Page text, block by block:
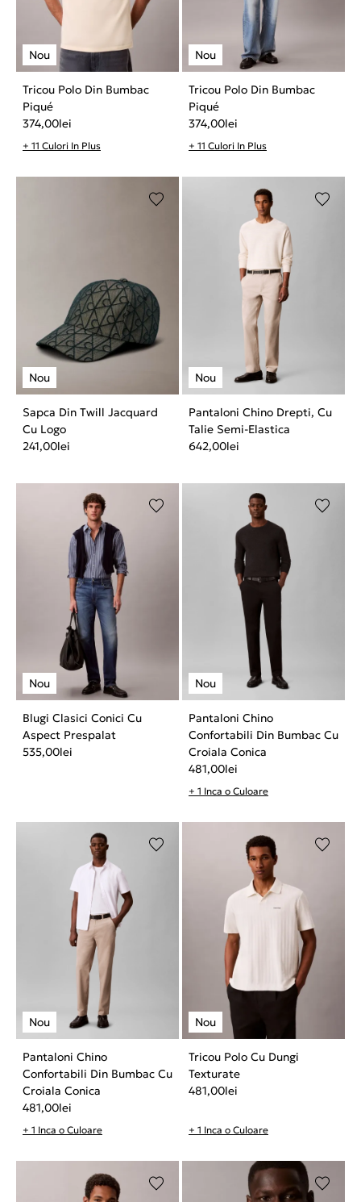
Tricou Polo Din Bumbac
Piqué
374,00lei
+ 11 Culori In Plus
Tricou Polo Din Bumbac
Piqué
374,00lei
+ 11 Culori In Plus
Sapca Din Twill Jacquard
Cu Logo
241,00lei
Pantaloni Chino Drepti, Cu
Talie Semi-Elastica
642,00lei
Blugi Clasici Conici Cu
Aspect Prespalat
535,00lei
Pantaloni Chino
Confortabili Din Bumbac Cu
Croiala Conica
481,00lei
+ 1 Inca o Culoare
Pantaloni Chino
Confortabili Din Bumbac Cu
Croiala Conica
481,00lei
+ 1 Inca o Culoare
Tricou Polo Cu Dungi
Texturate
481,00lei
+ 1 Inca o Culoare